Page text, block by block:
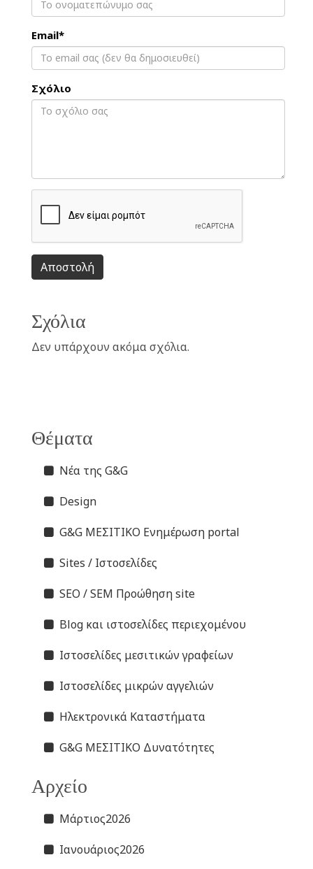
Email*
Σχόλιο
Αποστολή
Σχόλια
Δεν υπάρχουν ακόμα σχόλια.
Θέματα
Νέα της G&G
Design
G&G ΜΕΣΙΤΙΚΟ Ενημέρωση portal
Sites / Ιστοσελίδες
SEO / SEM Προώθηση site
Blog και ιστοσελίδες περιεχομένου
Ιστοσελίδες μεσιτικών γραφείων
Ιστοσελίδες μικρών αγγελιών
Ηλεκτρονικά Καταστήματα
G&G ΜΕΣΙΤΙΚΟ Δυνατότητες
Αρχείο
Μάρτιος2026
Ιανουάριος2026